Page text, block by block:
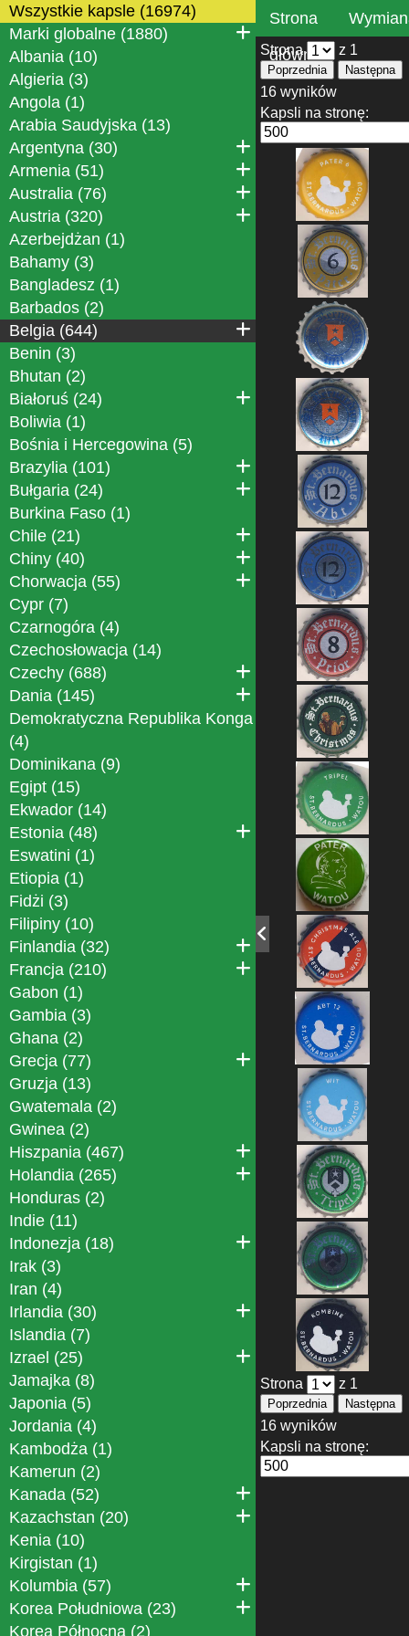
Wszystkie kapsle (16974)
Marki globalne (1880)
Albania (10)
Algieria (3)
Angola (1)
Arabia Saudyjska (13)
Argentyna (30)
Armenia (51)
Australia (76)
Austria (320)
Azerbejdżan (1)
Bahamy (3)
Bangladesz (1)
Barbados (2)
Belgia (644)
Benin (3)
Bhutan (2)
Białoruś (24)
Boliwia (1)
Bośnia i Hercegowina (5)
Brazylia (101)
Bułgaria (24)
Burkina Faso (1)
Chile (21)
Chiny (40)
Chorwacja (55)
Cypr (7)
Czarnogóra (4)
Czechosłowacja (14)
Czechy (688)
Dania (145)
Demokratyczna Republika Konga
(4)
Dominikana (9)
Egipt (15)
Ekwador (14)
Estonia (48)
Eswatini (1)
Etiopia (1)
Fidżi (3)
Filipiny (10)
Finlandia (32)
Francja (210)
Gabon (1)
Gambia (3)
Ghana (2)
Grecja (77)
Gruzja (13)
Gwatemala (2)
Gwinea (2)
Hiszpania (467)
Holandia (265)
Honduras (2)
Indie (11)
Indonezja (18)
Irak (3)
Iran (4)
Irlandia (30)
Islandia (7)
Izrael (25)
Jamajka (8)
Japonia (5)
Jordania (4)
Kambodża (1)
Kamerun (2)
Kanada (52)
Kazachstan (20)
Kenia (10)
Kirgistan (1)
Kolumbia (57)
Korea Południowa (23)
Korea Północna (2)
Strona
główna
Strona z 1
Poprzednia Następna
16 wyników
Kapsli na stronę:
Strona z 1
Poprzednia Następna
16 wyników
Kapsli na stronę: